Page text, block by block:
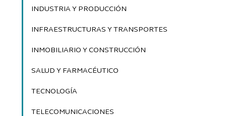
INDUSTRIA Y PRODUCCIÓN
INFRAESTRUCTURAS Y TRANSPORTES
INMOBILIARIO Y CONSTRUCCIÓN
SALUD Y FARMACÉUTICO
TECNOLOGÍA
TELECOMUNICACIONES